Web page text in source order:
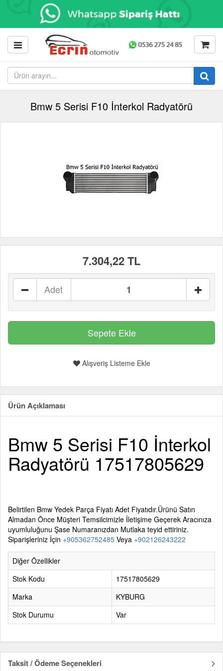
Bmw 5 Serisi F10 İnterkol Radyatörü
7.304,22 TL
Adet
Alışveriş Listeme Ekle
Ürün Açıklaması
Bmw 5 Serisi F10 İnterkol
Radyatörü 17517805629
Belirtilen Bmw Yedek Parça Fiyatı Adet Fiyatıdır.Ürünü Satın
Almadan Önce Müşteri Temsilcimizle İletişime Geçerek Aracınıza
uyumluluğunu Şase Numaranızdan Mutlaka teyid ettiriniz.
Siparişleriniz İçin +905362752485 Veya +902126243222
Diğer Özellikler
Stok Kodu
17517805629
Marka
KYBURG
Stok Durumu
Var
Taksit / Ödeme Seçenekleri